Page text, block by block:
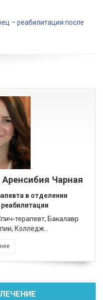
– реабилитация после
Чарная
в отделении
терапевт, Бакалавр
Колледж…